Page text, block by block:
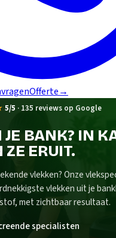
Offerte→
5/5 · 135 reviews op Google
JE BANK? IN
ZE ERUIT.
vlekken? Onze
vlekken uit je
met zichtbaar resultaat.
specialisten